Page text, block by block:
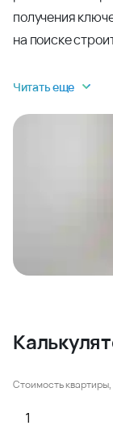
получения
на поиске
Читать еще
Стоимость квартиры,